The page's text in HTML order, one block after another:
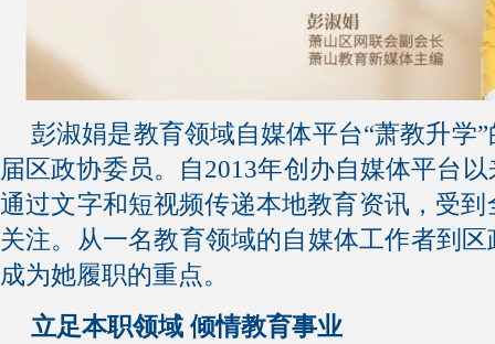
彭淑娟是教育领域自媒体平台“萧教升学
届区政协委员。自2013年创办自媒体平台
通过文字和短视频传递本地教育资讯，受
关注。从一名教育领域的自媒体工作者到
成为她履职的重点。
立足本职领域 倾情教育事业